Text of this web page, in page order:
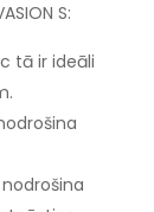
S:
tā ir ideāli